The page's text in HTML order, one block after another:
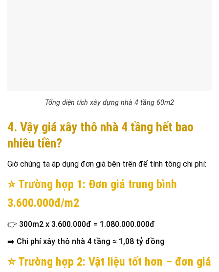
Tổng diện tích xây dựng nhà 4 tầng 60m2
4. Vậy giá xây thô nhà 4 tầng hết bao
nhiêu tiền?
Giờ chúng ta áp dụng đơn giá bên trên để tính tông chi phí:
⭐ Trường hợp 1: Đơn giá trung bình
3.600.000đ/m2
👉 300m2 x 3.600.000đ = 1.080.000.000đ
➡️ Chi phí xây thô nhà 4 tầng ≈ 1,08 tỷ đồng
⭐ Trường hợp 2: Vật liệu tốt hơn – đơn giá